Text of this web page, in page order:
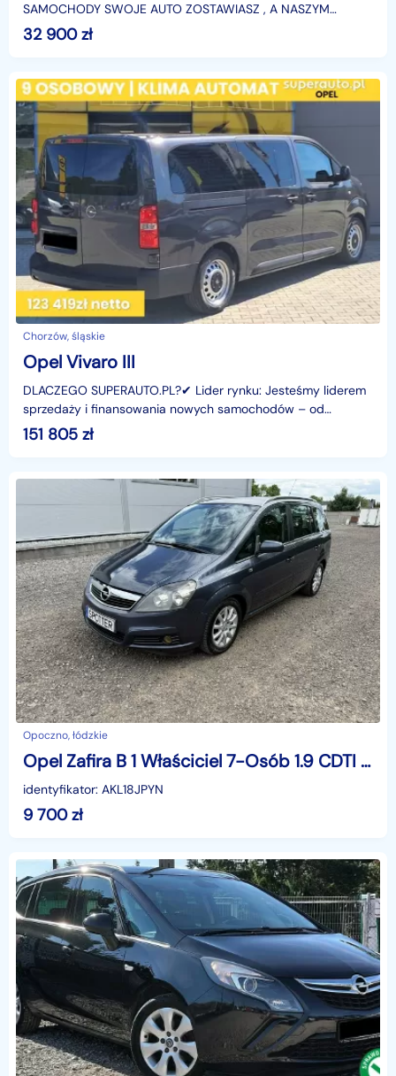
SAMOCHODY SWOJE AUTO ZOSTAWIASZ , A NASZYM
ODJEŻDŻASZ( ustaloną cenę twojego auta odejmujemy od
nowego po trans
32 900zł
Chorzów, śląskie
Opel Vivaro III
DLACZEGO SUPERAUTO.PL?✔ Lider rynku: Jesteśmy liderem
sprzedaży i finansowania nowych samochodów – od
osobowych, przez dostawcze, po segment premium.✔
Zaufanie
151 805 zł
Opoczno, łódzkie
Opel Zafira B 1 Właściciel 7-Osób 1.9 CDTI 120 KM
identyfikator: AKL18JPYN
9 700zł